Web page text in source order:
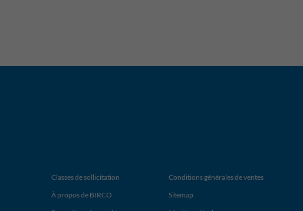
Classes de sollicitation
À propos de BIRCO
Conditions générales de ventes
Sitemap